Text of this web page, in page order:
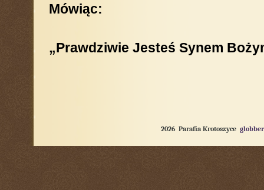
Mówiąc:
„Prawdziwie Jesteś Synem
2026 Parafia Krotoszyce